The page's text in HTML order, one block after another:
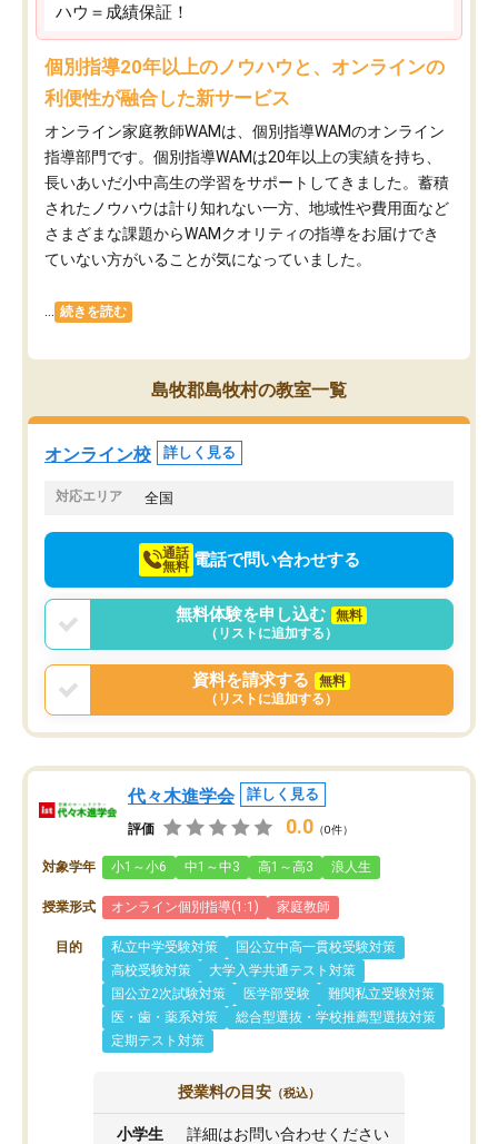
ハウ＝成績保証！
個別指導20年以上のノウハウと、オンラインの
利便性が融合した新サービス
オンライン家庭教師WAMは、個別指導WAMのオンライン
指導部門です。個別指導WAMは20年以上の実績を持ち、
長いあいだ小中高生の学習をサポートしてきました。蓄積
されたノウハウは計り知れない一方、地域性や費用面など
さまざまな課題からWAMクオリティの指導をお届けでき
ていない方がいることが気になっていました。
続きを読む
島牧郡島牧村の教室一覧
オンライン校 詳しく見る
対応エリア 全国
通話
無料 電話で問い合わせする
無料体験を申し込む
無料
（リストに追加する）
資料を請求する
無料
（リストに追加する）
代々木進学会 詳しく見る
評価 0.0 （0件）
対象学年 小1～小6 中1～中3 高1～高3 浪人生
授業形式 オンライン個別指導(1:1) 家庭教師
目的 私立中学受験対策
国公立中高一貫校受験対策
高校受験対策
大学入学共通テスト対策
国公立2次試験対策
医学部受験
難関私立受験対策
医・歯・薬系対策
総合型選抜・学校推薦型選抜対策
定期テスト対策
授業料の目安 （税込）
小学生 詳細はお問い合わせください